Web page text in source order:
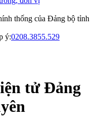
thống của Đảng bộ tỉnh
ý:0208.3855.529
tử Đảng